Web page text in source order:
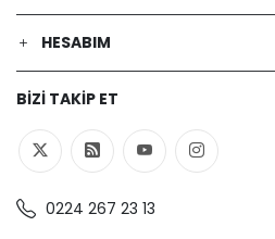
HESABIM
BIZI TAKIP ET
0224 267 23 13